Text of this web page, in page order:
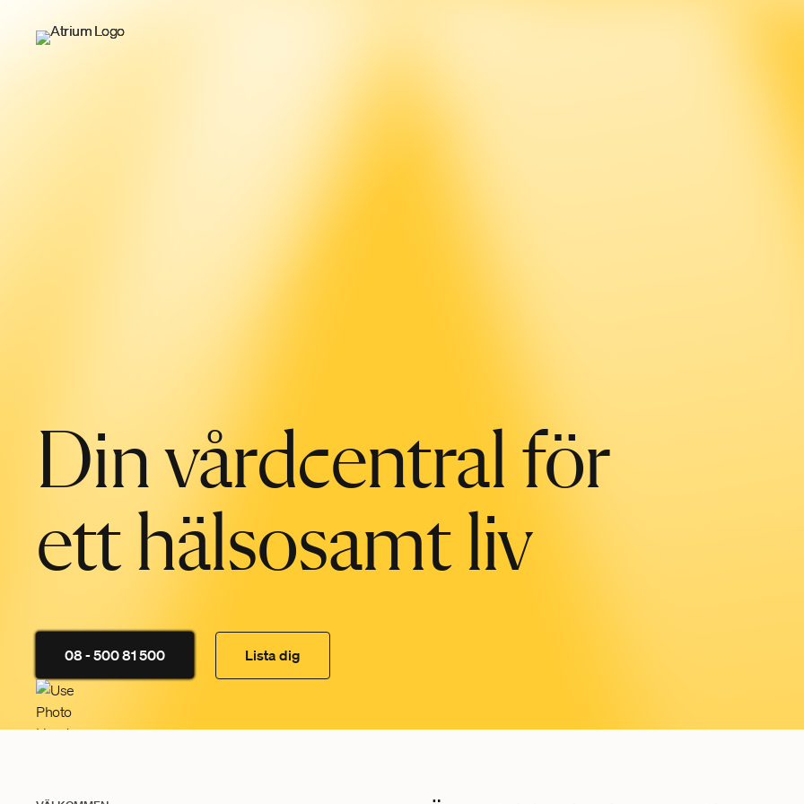
Din vårdcentral för
ett hälsosamt liv
08 - 500 81 500 Lista dig